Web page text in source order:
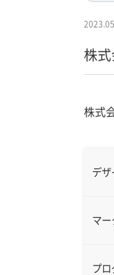
株
株式
デ
マ
プ